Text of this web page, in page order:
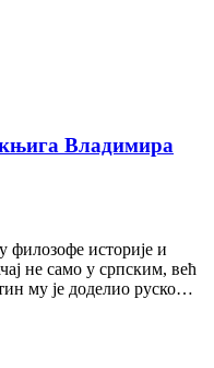
Владимира
историје и
не само у српским, већ
му је доделио руско…